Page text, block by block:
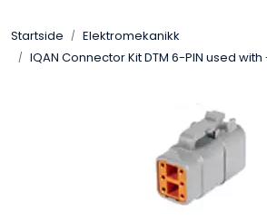
Startside
Elektromekanikk
IQAN Connector Kit DTM 6-PIN used with
Kuplinger